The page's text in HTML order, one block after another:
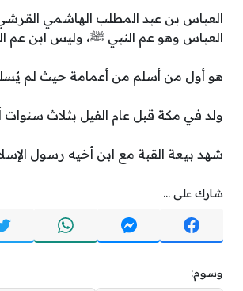
العباس بن عبد المطلب الهاشمي القرشي
العباس وهو عم النبي ﷺ، وليس ابن عم
هو أول من أسلم من أعمامة حيث لم
ولد في مكة قبل عام الفيل بثلاث سنوات أي
شهد بيعة القبة مع ابن أخيه رسول
شارك على ...
وسوم: